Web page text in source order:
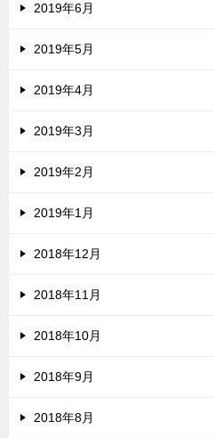
2019年6月
2019年5月
2019年4月
2019年3月
2019年2月
2019年1月
2018年12月
2018年11月
2018年10月
2018年9月
2018年8月